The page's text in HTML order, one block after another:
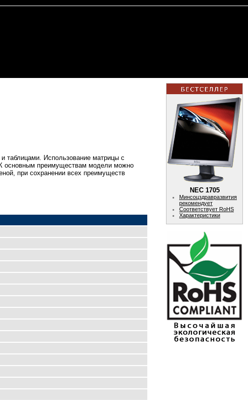
таблицами. Использование матрицы с
К основным преимуществам модели можно
при сохранении всех преимуществ
NEC 1705
Минсоцздравразвития
рекомендует
Соответствует RoHS
Характеристики